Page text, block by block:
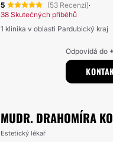
5 (53 Recenzí)·
38 Skutečných příběhů
1 klinika v oblasti Pardubický kraj
Odpovídá do
MUDR. DRAHOMÍRA
Estetický lékař